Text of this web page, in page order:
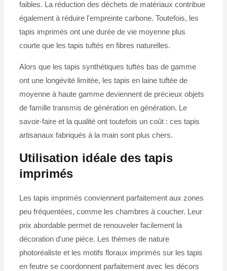
faibles. La réduction des déchets de matériaux contribue
également à réduire l'empreinte carbone. Toutefois, les
tapis imprimés ont une durée de vie moyenne plus
courte que les tapis tuftés en fibres naturelles.
Alors que les tapis synthétiques tuftés bas de gamme
ont une longévité limitée, les tapis en laine tuftée de
moyenne à haute gamme deviennent de précieux objets
de famille transmis de génération en génération. Le
savoir-faire et la qualité ont toutefois un coût : ces tapis
artisanaux fabriqués à la main sont plus chers.
Utilisation idéale des tapis
imprimés
Les tapis imprimés conviennent parfaitement aux zones
peu fréquentées, comme les chambres à coucher. Leur
prix abordable permet de renouveler facilement la
décoration d'une pièce. Les thèmes de nature
photoréaliste et les motifs floraux imprimés sur les tapis
en feutre se coordonnent parfaitement avec les décors